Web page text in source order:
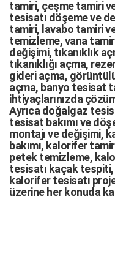
tamiri, çeşme tamiri
tesisatı döşemeve
tamiri, lavabo tamiri
temizleme,vana
değişimi, tıkanıklık
tıkanıklığı açma,
gideri açma,
açma, banyo tesisat
ihtiyaçlarınızda
Ayrıca doğalgaz
tesisat bakımıve
montajıve değişimi,
bakımı, kalorifer
petek temizleme,
tesisatı kaçak
kalorifer tesisatı
üzerine her konuda